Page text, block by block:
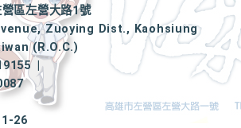
區左營大路1號
Zuoying Dist., Kaohsiung
(R.O.C.)
|
26